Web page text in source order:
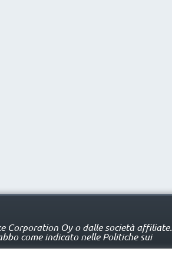
Corporation Oy o dalle società affiliate.
come indicato nelle Politiche sui